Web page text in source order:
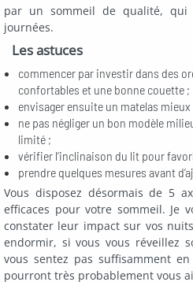
par un sommeil de qualité, qui
journées.
Les astuces
commencer par investir dans des
confortables et une bonne couette ;
envisager ensuite un matelas
ne pas négliger un bon modèle
limité ;
vérifier l’inclinaison du lit pour
prendre quelques mesures avant
Vous disposez désormais de 5
efficaces pour votre sommeil. Je
constater leur impact sur vos
endormir, si vous vous réveillez
vous sentez pas suffisamment
pourront très probablement vous